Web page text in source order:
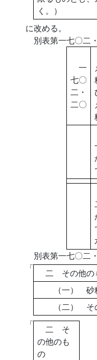
く。）
に改める。
別表第一七〇二
一
七〇
二・
二〇
別表第一七〇二
「
二 その他の
（一） 砂糖
（二） そ
「
二 そ
の他のも
の